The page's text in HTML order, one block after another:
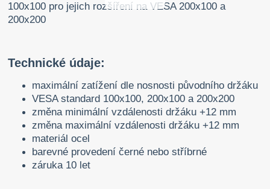
100x100 pro jejich rozšíření na VESA 200x100 a
200x200
Technické údaje:
maximální zatížení dle nosnosti původního držáku
VESA standard 100x100, 200x100 a 200x200
změna minimální vzdálenosti držáku +12 mm
změna maximální vzdálenosti držáku +12 mm
materiál ocel
barevné provedení černé nebo stříbrné
záruka 10 let